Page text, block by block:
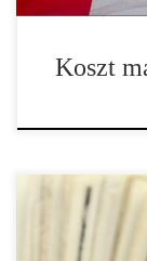
Koszt
Od bólu głowy i